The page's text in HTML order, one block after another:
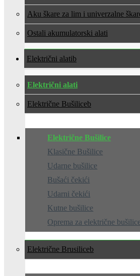
Aku škare za lim i univerzalne
Ostali akumulatorski alati
Električni alati
Električni alati
Električne Bušilice
Električne Bušilice
Klasične Bušilice
Udarne bušilice
Bušaći čekići
Udarni čekići
Kutne bušilice
Oprema za električne
Električne Brusilice